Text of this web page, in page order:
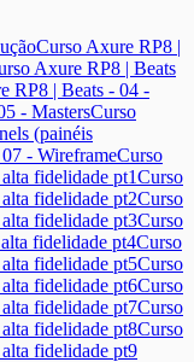
Curso Axure RP8 |
Axure RP8 | Beats
RP8 | Beats - 04 -
- MastersCurso
(painéis
- WireframeCurso
fidelidade pt1Curso
fidelidade pt2Curso
fidelidade pt3Curso
fidelidade pt4Curso
fidelidade pt5Curso
fidelidade pt6Curso
fidelidade pt7Curso
fidelidade pt8Curso
fidelidade pt9